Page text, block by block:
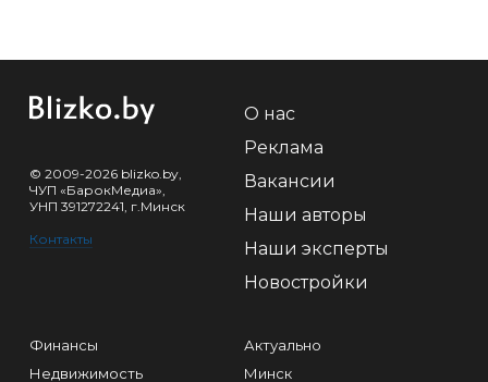
© 2009-2026 blizko.by,
ЧУП «БарокМедиа»,
УНП 391272241, г.Минск
Контакты
О нас
Реклама
Вакансии
Наши авторы
Наши эксперты
Новостройки
Финансы
Недвижимость
Актуально
Минск